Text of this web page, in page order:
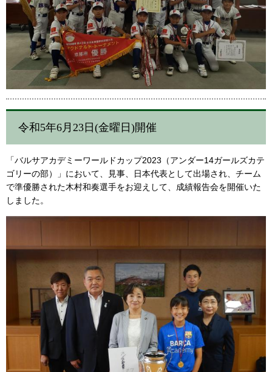
令和5年6月23日(金曜日)開催
「バルサアカデミーワールドカップ2023（アンダー14ガールズカテ
ゴリーの部）」において、見事、日本代表として出場され、チーム
で準優勝された木村和奏選手をお迎えして、成績報告会を開催いた
しました。